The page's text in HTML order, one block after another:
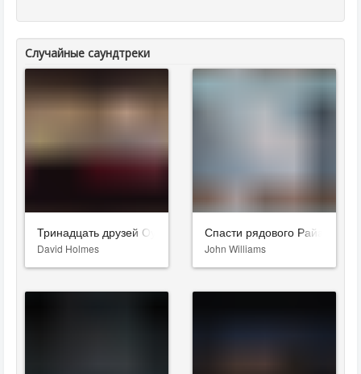
Случайные саундтреки
Тринадцать друзей Оушена
David Holmes
Спасти рядового Райана
John Williams